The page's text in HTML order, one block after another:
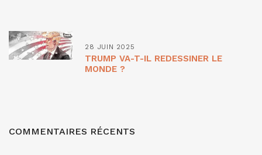
28 JUIN 2025
TRUMP VA-T-IL REDESSINER LE
MONDE ?
COMMENTAIRES RÉCENTS